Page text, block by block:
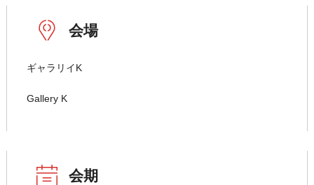
会場
ギャラリイK
Gallery K
会期